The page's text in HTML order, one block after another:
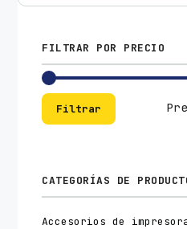
FILTRAR POR PRECIO
Filtrar
CATEGORÍAS DE
Accesorios de